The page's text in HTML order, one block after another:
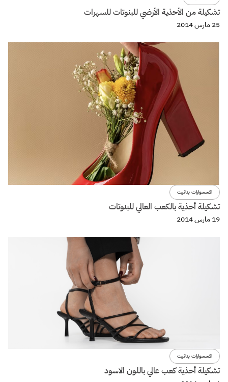
تشكيلة من الأحذية الأرضي للبنوتات للسهرات
25 مارس 2014
اكسسوارات بنانيت
تشكيلة أحذية بالكعب العالي للبنوتات
19 مارس 2014
اكسسوارات بنانيت
تشكيلة أحذية كعب عالي باللون الاسود